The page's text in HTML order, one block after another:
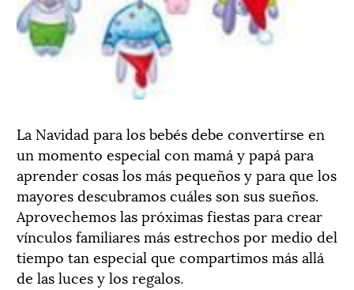
La Navidad para los bebés debe convertirse en
un momento especial con mamá y papá para
aprender cosas los más pequeños y para que los
mayores descubramos cuáles son sus sueños.
Aprovechemos las próximas fiestas para crear
vínculos familiares más estrechos por medio del
tiempo tan especial que compartimos más allá
de las luces y los regalos.